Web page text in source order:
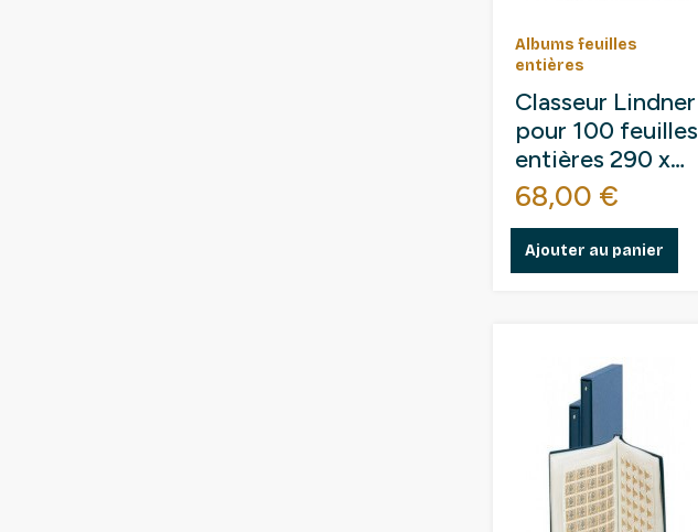
Albums feuilles
entières
Classeur Lindner
pour 100 feuilles
entières 290 x
315 mm
Prix
68,00 €
Ajouter au panier